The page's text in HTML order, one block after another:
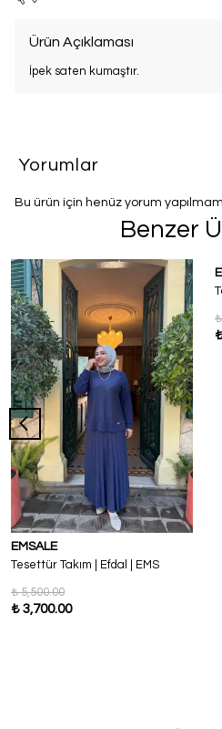
Ürün Açıklaması
İpek saten kumaştır.
Yorumlar
Bu ürün için henüz yorum
Benzer
EMSALE
Tesettür Takım | Efdal | EMS
₺ 5,500.00
₺ 3,700.00